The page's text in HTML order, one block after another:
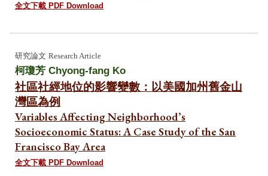
全文下載 PDF Download
研究論文Research Article
柯瓊芳 Chyong-fang Ko
社區社經地位的影響變數：以美國加州舊金山
灣區為例
Variables Affecting Neighborhood’s
Socioeconomic Status: A Case Study of the San
Francisco Bay Area
全文下載 PDF Download